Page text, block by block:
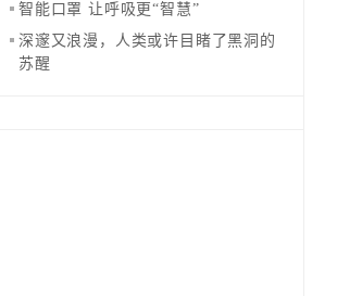
智能口罩 让呼吸更“智慧”
深邃又浪漫，人类或许目睹了黑洞的
苏醒